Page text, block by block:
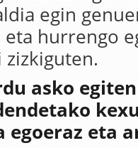
egin
hurrengo
asko
egoeraz eta